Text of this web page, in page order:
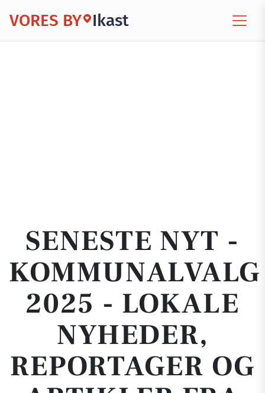
VORES BY Ikast
SENESTE NYT -
KOMMUNALVALG
2025 - LOKALE
NYHEDER,
REPORTAGER OG